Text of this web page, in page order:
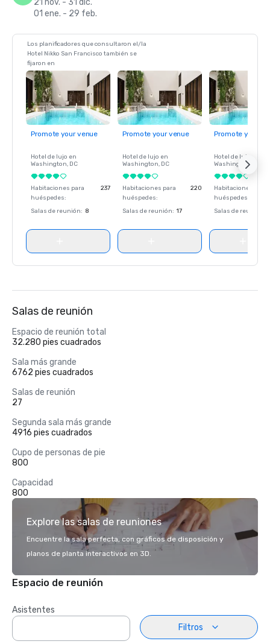
21 nov. - 31 dic.
01 ene. - 29 feb.
Los planificadores que consultaron el/la
Hotel Nikko San Francisco también se
fijaron en
Promote your venue
Hotel de lujo en
Washington, DC
Habitaciones para
huéspedes:
237
Salas de reunión: 8
Promote your venue
Hotel de lujo en
Washington, DC
Habitaciones para
huéspedes:
220
Salas de reunión: 17
Promote your
Hotel de lujo en
Washington
Habitaciones para
huéspedes
Salas de reunión
Salas de reunión
Espacio de reunión total
32.280 pies cuadrados
Sala más grande
6762 pies cuadrados
Salas de reunión
27
Segunda sala más grande
4916 pies cuadrados
Cupo de personas de pie
800
Capacidad
800
Explore las salas de reuniones
Encuentre la sala perfecta, con gráficos de disposición y
planos de planta interactivos en 3D.
Espacio de reunión
Asistentes
Filtros